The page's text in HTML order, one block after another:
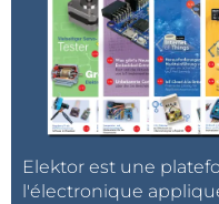
Elektor est une
l'électronique